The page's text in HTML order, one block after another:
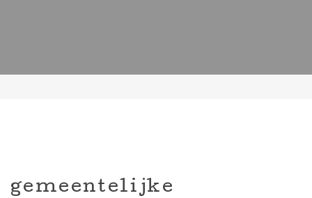
gemeentelijke